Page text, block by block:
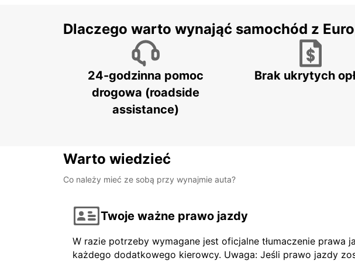
Dlaczego warto wynająć samochód z
24-godzinna pomoc
drogowa (roadside
assistance)
Brak ukrytych
Warto wiedzieć
Co należy mieć ze sobą przy wynajmie auta?
Twoje ważne prawo jazdy
W razie potrzeby wymagane jest oficjalne tłumaczenie
każdego dodatkowego kierowcy. Uwaga: Jeśli prawo jazdy